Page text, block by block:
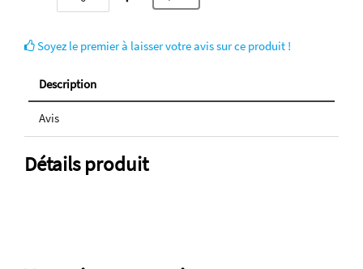
Soyez le premier à laisser votre avis sur ce produit !
Description
Avis
Détails produit